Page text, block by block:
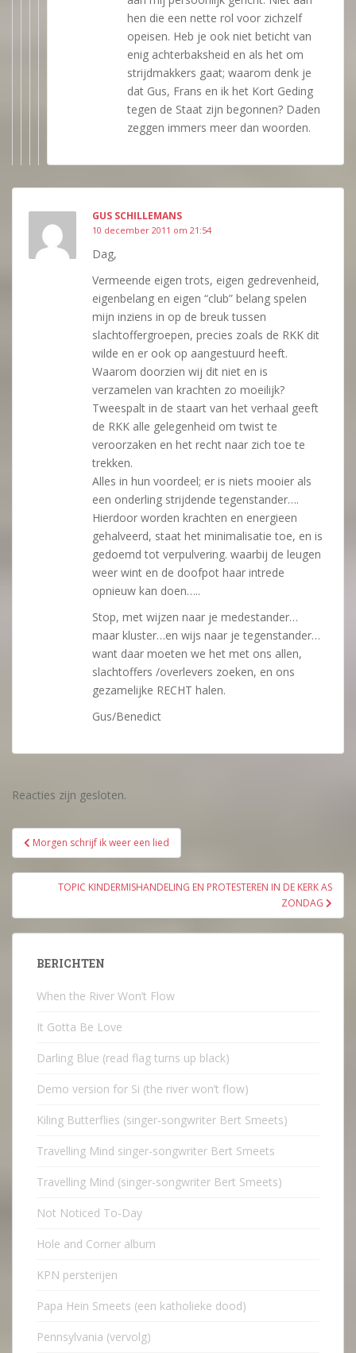
hen die een nette rol voor zichzelf
opeisen. Heb je ook niet beticht van
enig achterbaksheid en als het om
strijdmakkers gaat; waarom denk je
dat Gus, Frans en ik het Kort Geding
tegen de Staat zijn begonnen? Daden
zeggen immers meer dan woorden.
GUS SCHILLEMANS
10 december 2011 om 21:54
Dag,
Vermeende eigen trots, eigen gedrevenheid,
eigenbelang en eigen “club” belang spelen
mijn inziens in op de breuk tussen
slachtoffergroepen, precies zoals de RKK dit
wilde en er ook op aangestuurd heeft.
Waarom doorzien wij dit niet en is
verzamelen van krachten zo moeilijk?
Tweespalt in de staart van het verhaal geeft
de RKK alle gelegenheid om twist te
veroorzaken en het recht naar zich toe te
trekken.
Alles in hun voordeel; er is niets mooier als
een onderling strijdende tegenstander….
Hierdoor worden krachten en energieen
gehalveerd, staat het minimalisatie toe, en is
gedoemd tot verpulvering. waarbij de leugen
weer wint en de doofpot haar intrede
opnieuw kan doen…..
Stop, met wijzen naar je medestander…
maar kluster…en wijs naar je tegenstander…
want daar moeten we het met ons allen,
slachtoffers /overlevers zoeken, en ons
gezamelijke RECHT halen.
Gus/Benedict
Reacties zijn gesloten.
Bericht
navigatie
Morgen schrijf ik weer een lied
TOPIC KINDERMISHANDELING EN PROTESTEREN IN DE KERK AS
ZONDAG
BERICHTEN
When the River Won’t Flow
It Gotta Be Love
Darling Blue (read flag turns up black)
Demo version for Si (the river won’t flow)
Kiling Butterflies (singer-songwriter Bert Smeets)
Travelling Mind singer-songwriter Bert Smeets
Travelling Mind (singer-songwriter Bert Smeets)
Not Noticed To-Day
Hole and Corner album
KPN persterijen
Papa Hein Smeets (een katholieke dood)
Pennsylvania (vervolg)